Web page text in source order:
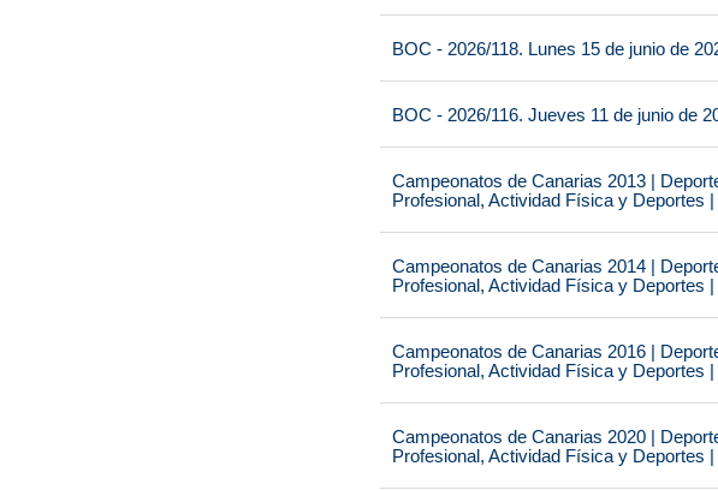
BOC - 2026/118. Lunes 15 de junio de
BOC - 2026/116. Jueves 11 de junio de
Campeonatos de Canarias 2013 |
Profesional, Actividad Física y Deportes
Campeonatos de Canarias 2014 |
Profesional, Actividad Física y Deportes
Campeonatos de Canarias 2016 |
Profesional, Actividad Física y Deportes
Campeonatos de Canarias 2020 |
Profesional, Actividad Física y Deportes